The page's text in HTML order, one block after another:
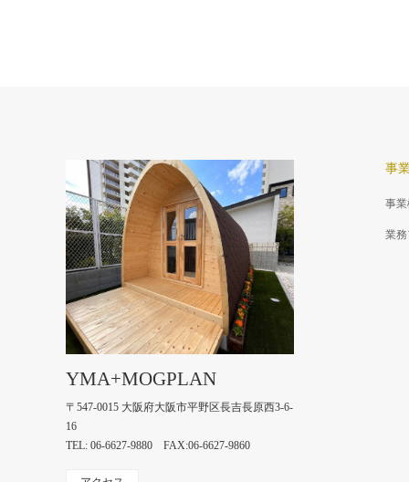
事
事
業務
YMA+MOGPLAN
〒547-0015 大阪府大阪市平野区長吉長原西3-6-
16
TEL: 06-6627-9880 FAX:06-6627-9860